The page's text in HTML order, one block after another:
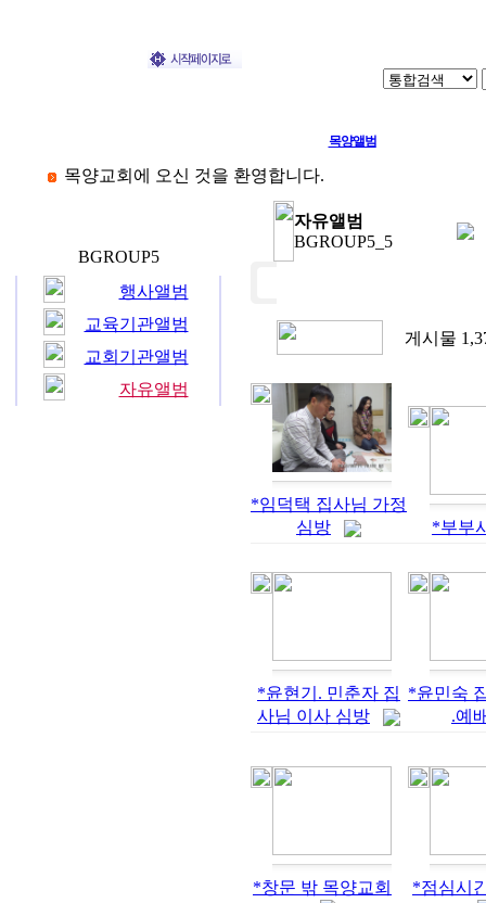
목양앨범
목양교회에 오신 것을 환영합니다.
BGROUP5
행사앨범
교육기관앨범
교회기관앨범
자유앨범
자유앨범
BGROUP5_5
게시물
*임덕택 집사님 가정
심방
*부부
*윤현기. 민춘자 집
사님 이사 심방
*윤민숙
.예
*창문 밖 목양교회 *점심시